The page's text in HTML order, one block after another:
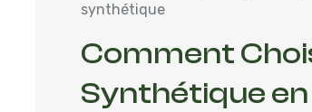
synthétique
Comment
Synthétique en